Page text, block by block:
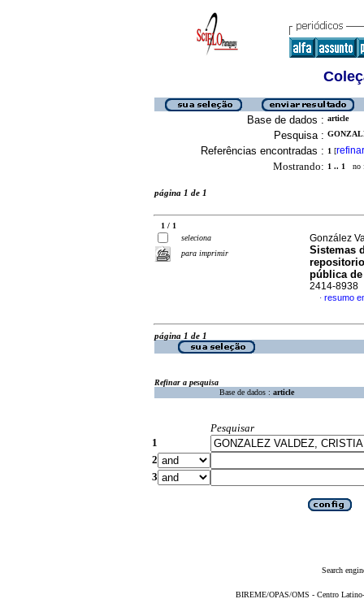
Base de dados : article
Pesquisa :
Referências encontradas : 1 [refinar
Mostrando: 1 .. 1 no
página 1 de 1
1 / 1
seleciona
para imprimir
González
Sistemas
pública
2414-8938
· resumo
página 1 de 1
Refinar a pesquisa
Base de dados : article
Pesquisar
1
2
3
Search
BIREME/OPAS/OMS - Centro Latino-